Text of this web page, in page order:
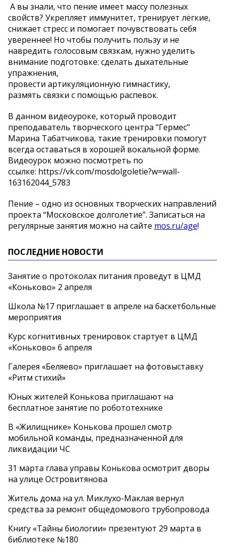
А вы знали, что пение имеет массу полезных
свойств? Укрепляет иммунитет, тренирует лёгкие,
снижает стресс и помогает почувствовать себя
увереннее! Но чтобы получить пользу и не
навредить голосовым связкам, нужно уделить
внимание подготовке: сделать дыхательные
упражнения,
провести артикуляционную гимнастику,
размять связки с помощью распевок.
В данном видеоуроке, который проводит
преподаватель творческого центра "Гермес"
Марина Табатчикова, такие тренировки помогут
всегда оставаться в хорошей вокальной форме.
Видеоурок можно посмотреть по
ссылке: https://vk.com/mosdolgoletie?w=wall-
163162044_5783
Пение – одно из основных творческих направлений
проекта “Московское долголетие”. Записаться на
регулярные занятия можно на сайте mos.ru/age!
ПОСЛЕДНИЕ НОВОСТИ
Занятие о протоколах питания проведут в ЦМД
«Коньково» 2 апреля
Школа №17 приглашает в апреле на баскетбольные
мероприятия
Курс когнитивных тренировок стартует в ЦМД
«Коньково» 6 апреля
Галерея «Беляево» приглашает на фотовыставку
«Ритм стихий»
Юных жителей Конькова приглашают на
бесплатное занятие по робототехнике
В «Жилищнике» Конькова прошел смотр
мобильной команды, предназначенной для
ликвидации ЧС
31 марта глава управы Конькова осмотрит дворы
на улице Островитянова
Житель дома на ул. Миклухо-Маклая вернул
средства за ремонт общедомового трубопровода
Книгу «Тайны биологии» презентуют 29 марта в
библиотеке №180